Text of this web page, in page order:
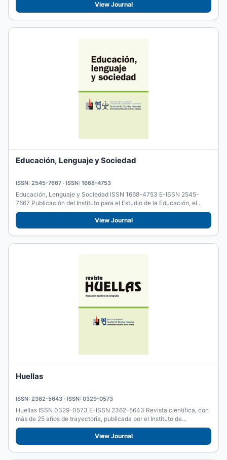
View Journal
Educación, Lenguaje y Sociedad
ISSN: 2545-7667 · ISSN: 1668-4753
Educación, Lenguaje y Sociedad ISSN 1668-4753 E-ISSN 2545-
7667 Publicación del Instituto para el Estudio de la Educación, el...
View Journal
Huellas
ISSN: 2362-5643 · ISSN: 0329-0573
Huellas ISSN 0329-0573 E-ISSN 2362-5643 Revista científica, con
más de 25 años de trayectoria, publicada por el Instituto de...
View Journal